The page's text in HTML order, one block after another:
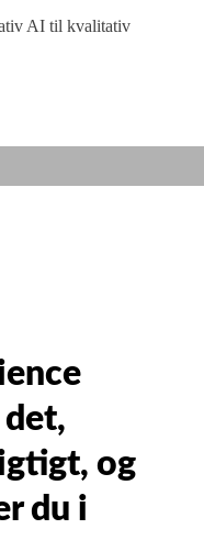
AI til kvalitativ
og
du i